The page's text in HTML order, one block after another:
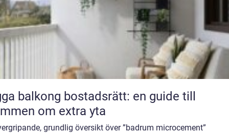
balkong bostadsrätt: en guide till
om extra yta
grundlig översikt över ”badrum microcement”